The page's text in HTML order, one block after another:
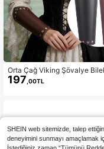
Orta Çağ Viking Şövalye
i, Ayarlanabilir Bağcıklı Bilek
cu, Rönesans Panayırları,
197 ,00TL
SHEIN web sitemizde, talep
deneyimini sunmayı amaçlamak